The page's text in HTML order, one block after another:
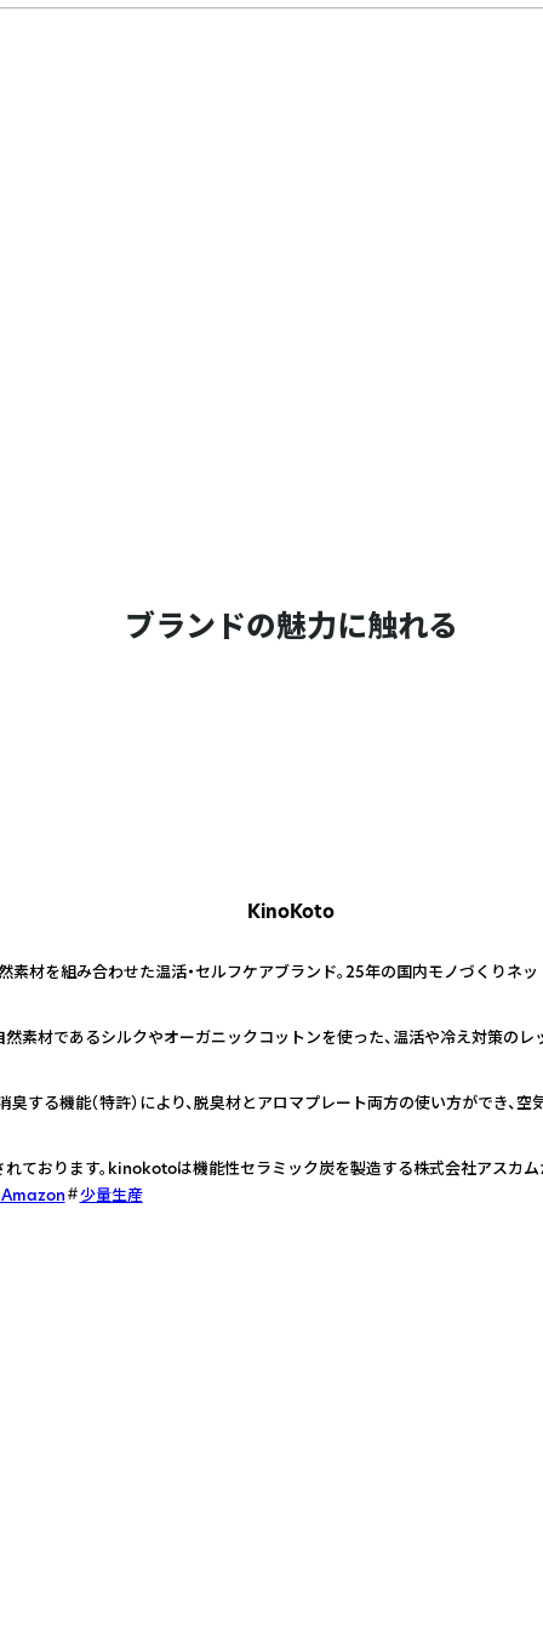
ブランドの魅力に触れる
KinoKoto
材を組み合わせた温活・セルフケアブランド。25年の国内モノづくりネッ
素材であるシルクやオーガニックコットンを使った、温活や冷え対策のレ
する機能（特許）により、脱臭材とアロマプレート両方の使い方ができ、空
れております。kinokotoは機能性セラミック炭を製造する株式会社アスカ
少量生産